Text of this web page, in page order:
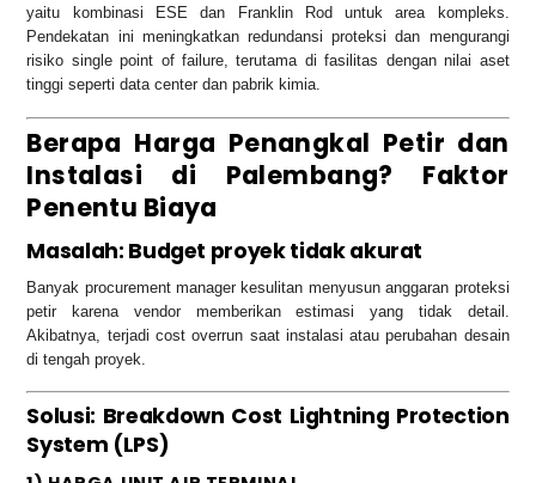
yaitu kombinasi ESE dan Franklin Rod untuk area kompleks.
Pendekatan ini meningkatkan redundansi proteksi dan mengurangi
risiko single point of failure, terutama di fasilitas dengan nilai aset
tinggi seperti data center dan pabrik kimia.
Berapa Harga Penangkal Petir dan
Instalasi di Palembang? Faktor
Penentu Biaya
Masalah: Budget proyek tidak akurat
Banyak procurement manager kesulitan menyusun anggaran proteksi
petir karena vendor memberikan estimasi yang tidak detail.
Akibatnya, terjadi cost overrun saat instalasi atau perubahan desain
di tengah proyek.
Solusi: Breakdown Cost Lightning Protection
System (LPS)